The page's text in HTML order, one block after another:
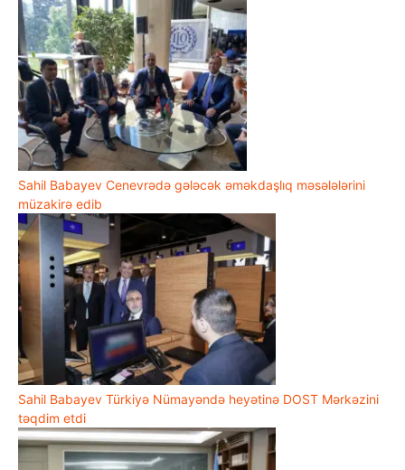
Sahil Babayev Cenevrədə gələcək əməkdaşlıq məsələlərini
müzakirə edib
Sahil Babayev Türkiyə Nümayəndə heyətinə DOST Mərkəzini
təqdim etdi